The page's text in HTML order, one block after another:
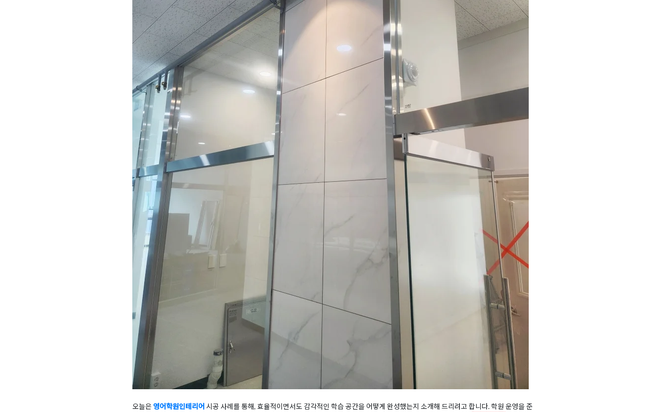
오늘은영어학원인테리어 시공 사례를 통해, 효율적이면서도 감각적인 학습 공간을 어떻게 완성했는지 소개해 드리려고 합니다. 학원 운영을 준